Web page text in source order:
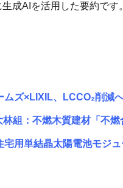
成AIを活用した要約です
ムズ×LIXIL、LCCO₂削減
林組：不燃木質建材「不
宅用単結晶太陽電池モジ